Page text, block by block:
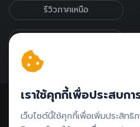
รีวิวภาคเหนือ
เราใช้คุกกี้เพื่อประสบ
เว็บไซต์นี้ใช้คุกกี้เพื่อเพิ่มประสิทธิ